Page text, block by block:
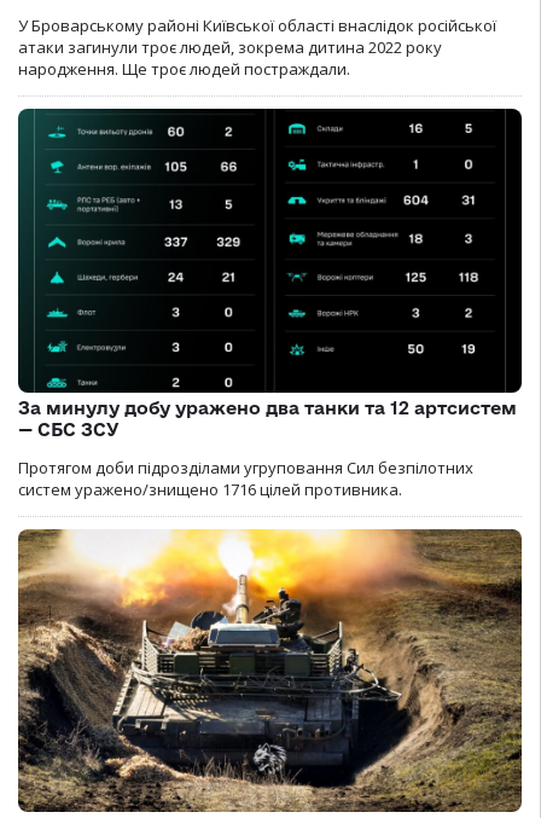
У Броварському районі Київської області внаслідок російської
атаки загинули троє людей, зокрема дитина 2022 року
народження. Ще троє людей постраждали.
За минулу добу уражено два танки та 12 артсистем
— СБС ЗСУ
Протягом доби підрозділами угруповання Сил безпілотних
систем уражено/знищено 1716 цілей противника.